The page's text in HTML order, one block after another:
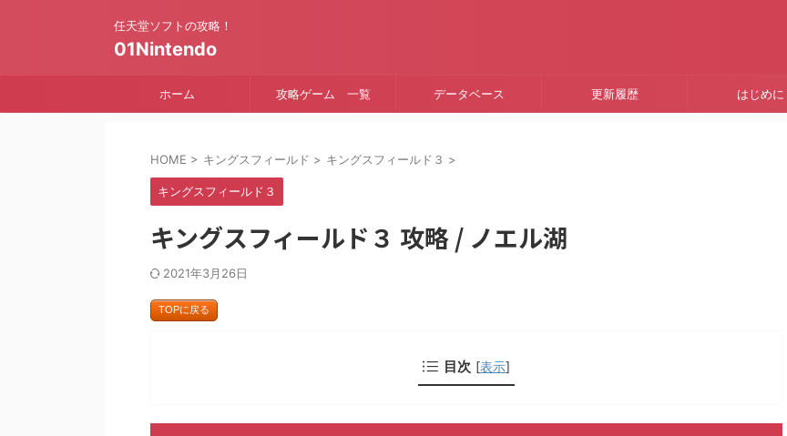
任天堂ソフトの攻略！
01Nintendo
ホーム 攻略ゲーム 一覧 データベース 更新履歴 はじめに
HOME > キングスフィールド > キングスフィールド３ >
キングスフィールド３
キングスフィールド３ 攻略 / ノエル湖
2021年3月26日
TOPに戻る
目次 [表示]